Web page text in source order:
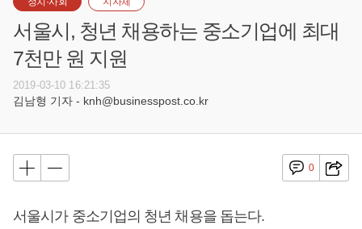
서울시, 청년 채용하는 중소기업에 최대
7천만 원 지원
2019-03-10 16:21:35
김남형 기자 - knh@businesspost.co.kr
0
서울시가 중소기업의 청년 채용을 돕는다.